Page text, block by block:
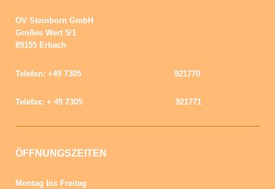
OV Steinborn GmbH
Großes Wert 5/1
89155 Erbach
Telefon: +49 7305 921770
Telefax: + 49 7305 921771
ÖFFNUNGSZEITEN
Montag bis Freitag